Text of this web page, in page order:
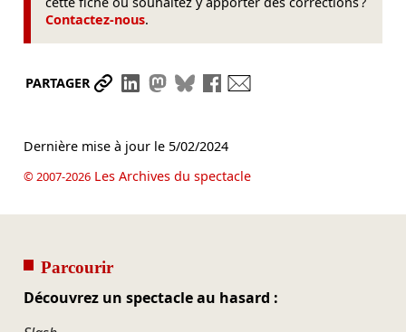
Contactez-nous.
PARTAGER Partager le lien
Partager sur LinkedIn
Partager sur Mastodon
Partager sur Bluesky
Partager sur Facebook
Dernière mise à jour le 5/02/2024
© 2007-2026Les Archives du spectacle
Parcourir
Découvrez un spectacle au hasard :